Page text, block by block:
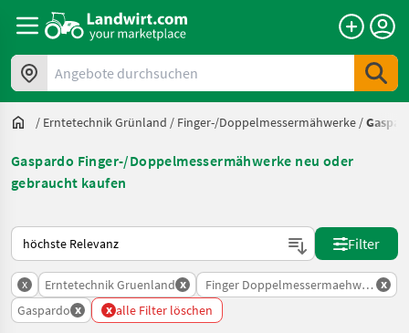
Angebote durchsuchen
/ Erntetechnik Grünland / Finger-/Doppelmessermähwerke /
Gaspardo Finger-/Doppelmessermähwerke neu oder
gebraucht kaufen
So wird auf Landwirt.com sortiert
Filter
x Erntetechnik Gruenland x Finger Doppelmessermaehwerkex
Gaspardo x x alle Filter löschen